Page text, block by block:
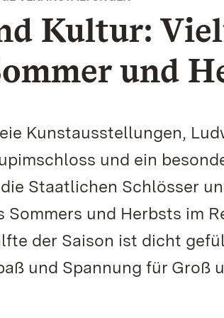
Kultur:
und
Kunstausstellungen,
und ein
Staatlichen Schlösser
und Herbsts im
der Saison ist dicht
und Spannung für Groß